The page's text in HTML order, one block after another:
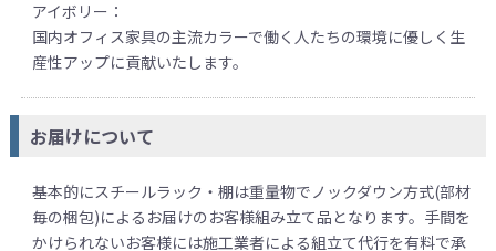
アイボリー：
国内オフィス家具の主流カラーで働く人たちの環境に優しく生
産性アップに貢献いたします。
お届けについて
基本的にスチールラック・棚は重量物でノックダウン方式(部材
毎の梱包)によるお届けのお客様組み立て品となります。手間を
かけられないお客様には施工業者による組立て代行を有料で承